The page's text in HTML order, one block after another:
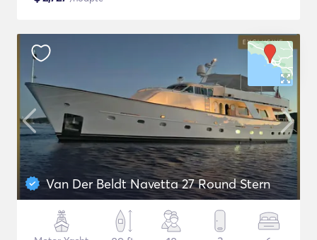
Van Der Beldt Navetta 27 Round Stern